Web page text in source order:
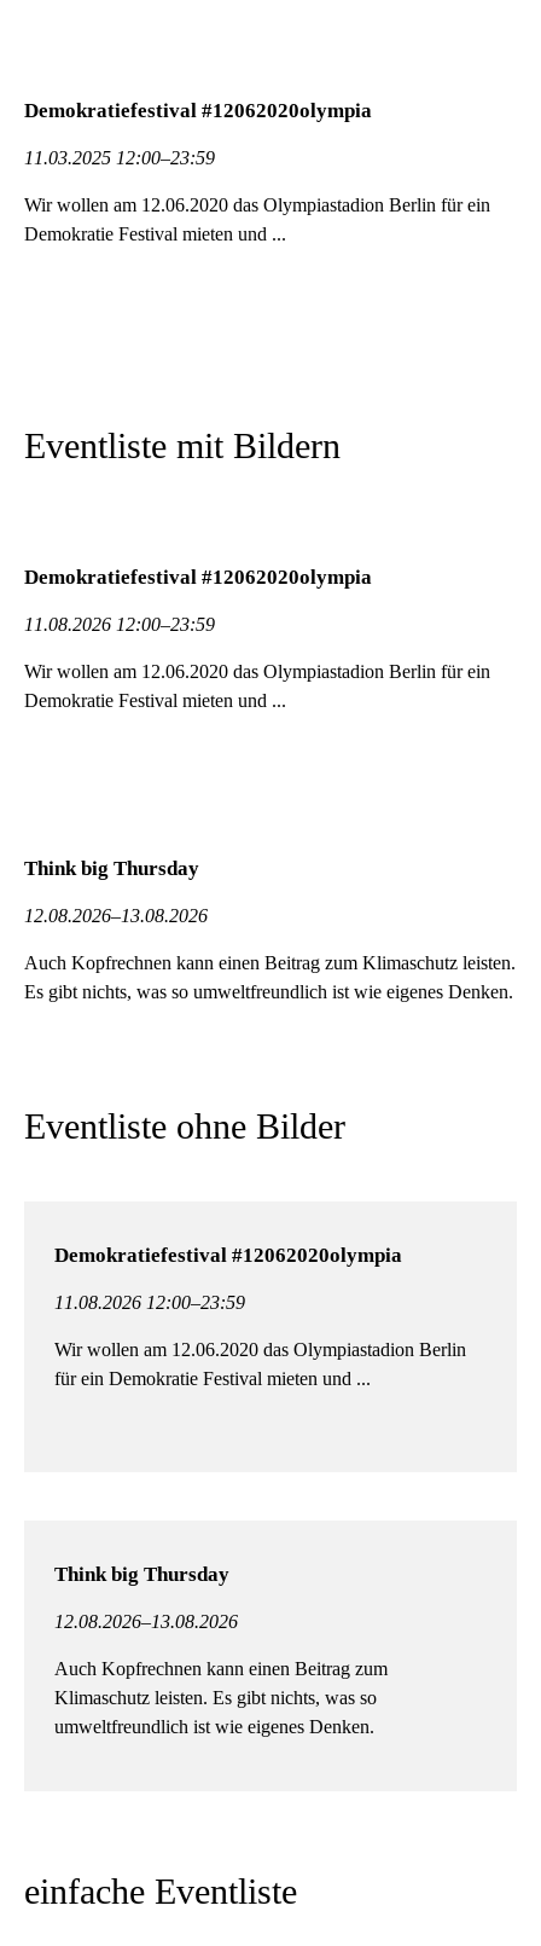
Demokratiefestival #12062020olympia
11.03.2025 12:00–23:59
Wir wollen am 12.06.2020 das Olympiastadion Berlin für ein
De­mo­kratie Festival mieten und ...
Eventliste mit Bildern
Demokratiefestival #12062020olympia
11.08.2026 12:00–23:59
Wir wollen am 12.06.2020 das Olympiastadion Berlin für ein
De­mo­kratie Festival mieten und ...
Think big Thursday
12.08.2026–13.08.2026
Auch Kopfrechnen kann einen Beitrag zum Klimaschutz leisten.
Es gibt nichts, was so umweltfreundlich ist wie eigenes Denken.
Eventliste ohne Bilder
Demokratiefestival #12062020olympia
11.08.2026 12:00–23:59
Wir wollen am 12.06.2020 das Olympiastadion Berlin
für ein De­mo­kratie Festival mieten und ...
Think big Thursday
12.08.2026–13.08.2026
Auch Kopfrechnen kann einen Beitrag zum
Klimaschutz leisten. Es gibt nichts, was so
umweltfreundlich ist wie eigenes Denken.
einfache Eventliste